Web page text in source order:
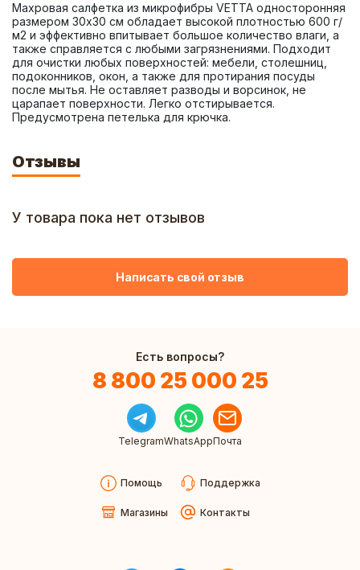
Махровая салфетка из микрофибры VETTA односторонняя
размером 30х30 см обладает высокой плотностью 600 г/
м2 и эффективно впитывает большое количество влаги, а
также справляется с любыми загрязнениями. Подходит
для очистки любых поверхностей: мебели, столешниц,
подоконников, окон, а также для протирания посуды
после мытья. Не оставляет разводы и ворсинок, не
царапает поверхности. Легко отстирывается.
Предусмотрена петелька для крючка.
Отзывы
У товара пока нет отзывов
Написать свой отзыв
Есть вопросы?
8 800 25 000 25
TelegramWhatsAppПочта
Помощь Поддержка
Магазины Контакты